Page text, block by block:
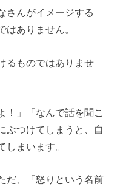
さんがイメージする
はありません。
るものではありませ
！」「なんで話を聞こ
ぶつけてしまうと、自
しまいます。
だ、「怒りという名前